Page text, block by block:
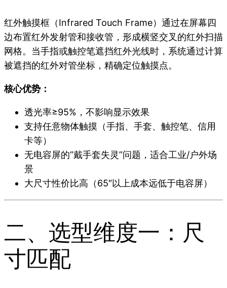
红外触摸框（Infrared Touch Frame）通过在屏幕四
边布置红外发射管和接收管，形成横竖交叉的红外扫描
网格。当手指或触控笔遮挡红外光线时，系统通过计算
被遮挡的红外对管坐标，精确定位触摸点。
核心优势：
透光率≥95%，不影响显示效果
支持任意物体触摸（手指、手套、触控笔、信用
卡等）
无电容屏的”戴手套失灵”问题，适合工业/户外场
景
大尺寸性价比高（65″以上成本远低于电容屏）
二、选型维度一：尺
寸匹配